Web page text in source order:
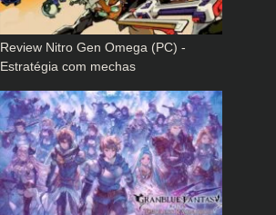
Review Nitro Gen Omega (PC) -
Estratégia com mechas